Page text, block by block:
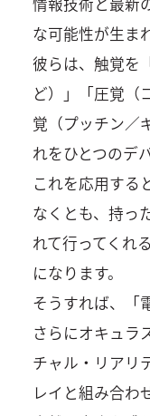
な可能性が生ま
彼らは、触覚を
ど）」「圧覚（
覚（プッチン／
れをひとつのデ
これを応用する
なくとも、持っ
れて行ってくれ
になります。
そうすれば、「
さらにオキュラ
チャル・リアリ
レイと組み合わ